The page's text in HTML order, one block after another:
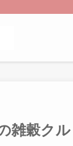
雑穀ク